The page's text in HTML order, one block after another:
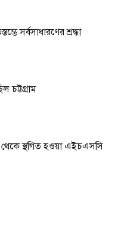
সর্বসাধারণের শ্রদ্ধা
চট্টগ্রাম
স্থগিত হওয়া এইচএসসি